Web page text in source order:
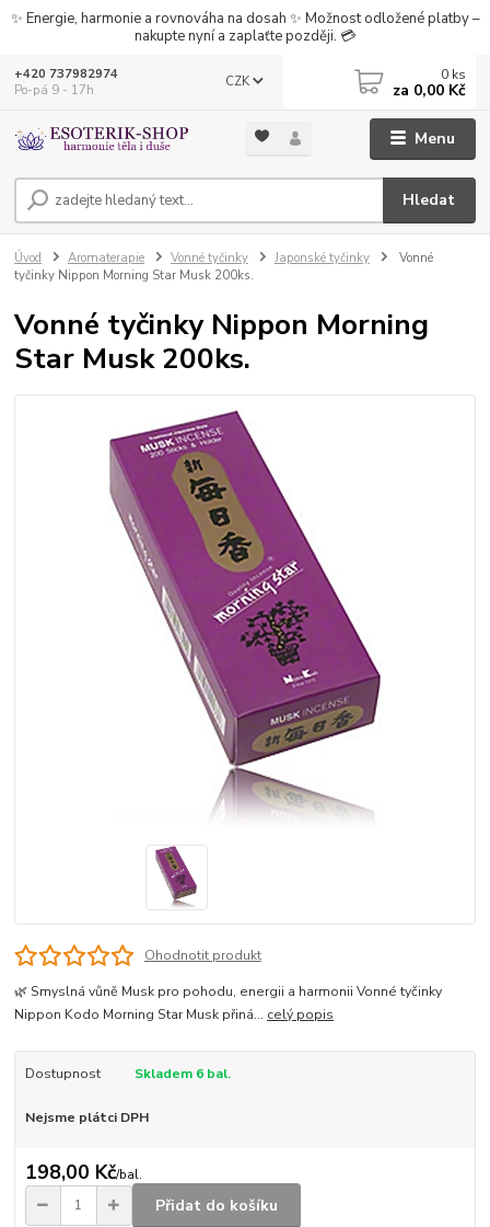
✨ Energie, harmonie a rovnováha na dosah ✨ Možnost odložené platby –
nakupte nyní a zaplaťte později. 💳
Menu
CZK
Hledat
+420 737982974
Po-pá 9 - 17h
0 ks
za 0,00 Kč
Úvod Aromaterapie Vonné tyčinky Japonské tyčinky
Vonné
tyčinky Nippon Morning Star Musk 200ks.
Vonné tyčinky Nippon Morning
Star Musk 200ks.
Ohodnotit produkt
🌿 Smyslná vůně Musk pro pohodu, energii a harmonii Vonné tyčinky
Nippon Kodo Morning Star Musk přiná... celý popis
Dostupnost Skladem 6 bal.
Nejsme plátci DPH
198,00 Kč/bal.
Přidat do košíku